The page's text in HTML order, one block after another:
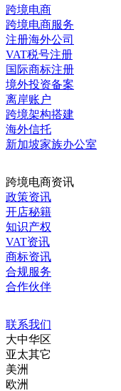
跨境电商
跨境电商服务
注册海外公司
VAT税号注册
国际商标注册
境外投资备案
离岸账户
跨境架构搭建
海外信托
新加坡家族办公室
跨境电商资讯
政策资讯
开店秘籍
知识产权
VAT资讯
商标资讯
合规服务
合作伙伴
联系我们
大中华区
亚太其它
美洲
欧洲